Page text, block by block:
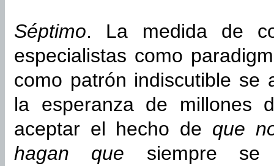
Séptimo. La medida de
especialistas como
como patrón indiscutible se
la esperanza de millones
aceptar el hecho de que
hagan que siempre